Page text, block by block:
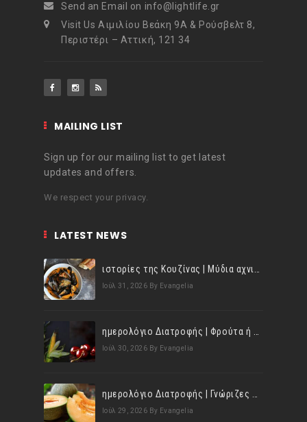
Send an Email on info@lightlife.gr
Visit Us Αιμιλίου Βεάκη 9Α & Ρούσβελτ 8,
Περιστέρι – Αττική, 121 34
MAILING LIST
Sign up for our mailing list to get latest
updates and offers.
We respect your privacy.
LATEST NEWS
Ιούλ 31, 2026 By Evangelia
Ιούλ 30, 2026 By Evangelia
Ιούλ 29, 2026 By Evangelia